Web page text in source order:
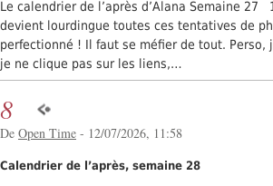
Le calendrier de l’après d’Alana Semaine 27
devient lourdingue toutes ces tentatives de
perfectionné ! Il faut se méfier de tout. Perso,
je ne clique pas sur les liens,…
8
De Open Time - 12/07/2026, 11:58
Calendrier de l’après, semaine 28